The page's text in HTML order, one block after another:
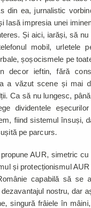
din ea, jurnalistic
lasă impresia unei
Și aici, iarăși, să
mobil, urletele
șoșocismele pe
decor ieftin, fără
a văzut scene și mai
Ca să nu lungesc,
dividentele
fiind sistemul însuși,
pe parcurs.
AUR, simetric
și protecționismul
capabilă să se
nostru, dar
singură frâiele în